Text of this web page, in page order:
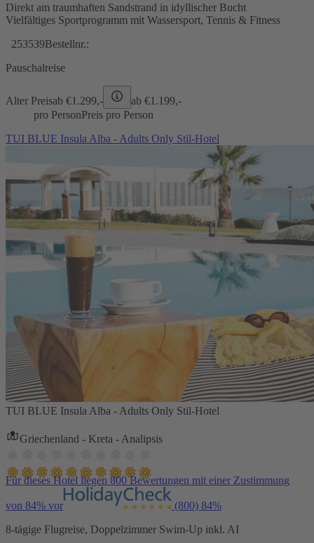
Direkt am traumhaften Sandstrand in idyllischer Bucht
Vielfältiges Sportprogramm mit Wassersport, Tennis & Fitness
253539Bestellnr.:
Pauschalreise
Alter Preisab €1.299,- ab €1.199,-
pro PersonPreis pro Person
TUI BLUE Insula Alba - Adults Only Stil-Hotel
TUI BLUE Insula Alba - Adults Only Stil-Hotel
Griechenland - Kreta - Analipsis
Für dieses Hotel liegen 800 Bewertungen mit einer Zustimmung
von 84% vor (800) 84%
8-tägige Flugreise, Doppelzimmer Swim-Up inkl. AI